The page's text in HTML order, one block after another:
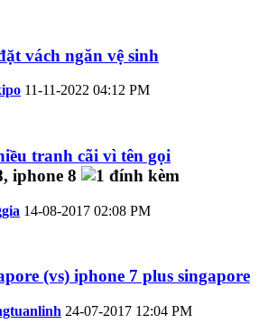
vách ngăn vệ sinh
11-11-2022 04:12 PM
tranh cãi vì tên gọi
14-08-2017 02:08 PM
(vs) iphone 7 plus singapore
24-07-2017 12:04 PM